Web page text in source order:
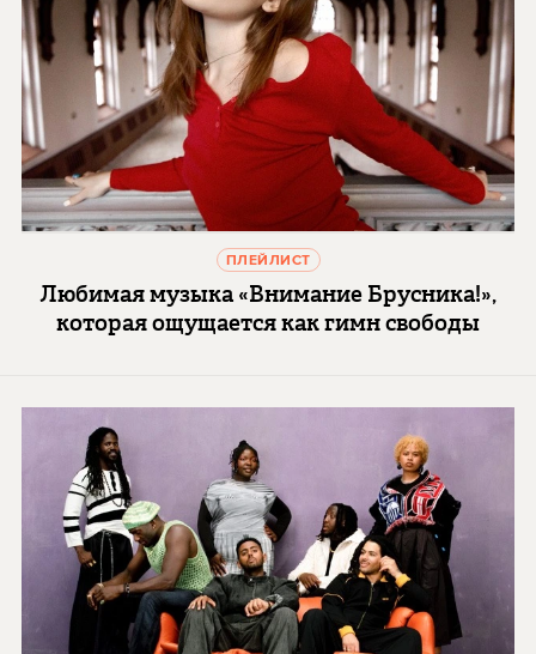
ПЛЕЙЛИСТ
Любимая музыка «Внимание Брусника!»,
которая ощущается как гимн свободы